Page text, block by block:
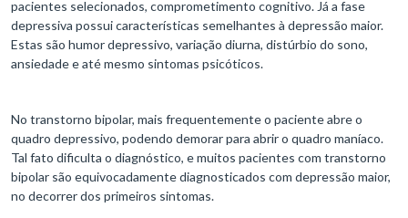
pacientes selecionados, comprometimento cognitivo. Já a fase
depressiva possui características semelhantes à depressão maior.
Estas são humor depressivo, variação diurna, distúrbio do sono,
ansiedade e até mesmo sintomas psicóticos.
No transtorno bipolar, mais frequentemente o paciente abre o
quadro depressivo, podendo demorar para abrir o quadro maníaco.
Tal fato dificulta o diagnóstico, e muitos pacientes com transtorno
bipolar são equivocadamente diagnosticados com depressão maior,
no decorrer dos primeiros sintomas.